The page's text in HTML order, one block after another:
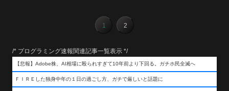
1 2
/* プログラミング速報関連記事一覧表示 */
【悲報】Adobe株、AI相場に殴られすぎて10年前より下回る。ガチホ民全滅へ
ＦＩＲＥした独身中年の１日の過ごし方、ガチで厳しいと話題に